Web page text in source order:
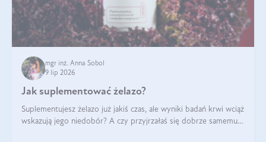
mgr inż. Anna Sobol
9 lip 2026
Jak suplementować żelazo?
Suplementujesz żelazo już jakiś czas, ale wyniki badań krwi wciąż
wskazują jego niedobór? A czy przyjrzałaś się dobrze samemu